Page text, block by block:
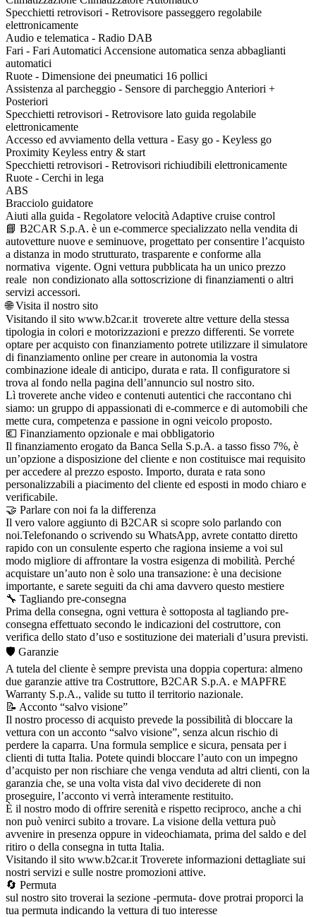
Specchietti retrovisori - Retrovisore passeggero regolabile
elettronicamente
Audio e telematica - Radio DAB
Fari - Fari Automatici Accensione automatica senza abbaglianti
automatici
Ruote - Dimensione dei pneumatici 16 pollici
Assistenza al parcheggio - Sensore di parcheggio Anteriori +
Posteriori
Specchietti retrovisori - Retrovisore lato guida regolabile
elettronicamente
Accesso ed avviamento della vettura - Easy go - Keyless go
Proximity Keyless entry & start
Specchietti retrovisori - Retrovisori richiudibili elettronicamente
Ruote - Cerchi in lega
ABS
Bracciolo guidatore
Aiuti alla guida - Regolatore velocità Adaptive cruise control
📘 B2CAR S.p.A. è un e-commerce specializzato nella vendita di
autovetture nuove e seminuove, progettato per consentire l’acquisto
a distanza in modo strutturato, trasparente e conforme alla
normativa vigente. Ogni vettura pubblicata ha un unico prezzo
reale non condizionato alla sottoscrizione di finanziamenti o altri
servizi accessori.
🌐 Visita il nostro sito
Visitando il sito www.b2car.it troverete altre vetture della stessa
tipologia in colori e motorizzazioni e prezzo differenti. Se vorrete
optare per acquisto con finanziamento potrete utilizzare il simulatore
di finanziamento online per creare in autonomia la vostra
combinazione ideale di anticipo, durata e rata. Il configuratore si
trova al fondo nella pagina dell’annuncio sul nostro sito.
Lì troverete anche video e contenuti autentici che raccontano chi
siamo: un gruppo di appassionati di e-commerce e di automobili che
mette cura, competenza e passione in ogni veicolo proposto.
💶 Finanziamento opzionale e mai obbligatorio
Il finanziamento erogato da Banca Sella S.p.A. a tasso fisso 7%, è
un’opzione a disposizione del cliente e non costituisce mai requisito
per accedere al prezzo esposto. Importo, durata e rata sono
personalizzabili a piacimento del cliente ed esposti in modo chiaro e
verificabile.
🤝 Parlare con noi fa la differenza
Il vero valore aggiunto di B2CAR si scopre solo parlando con
noi.Telefonando o scrivendo su WhatsApp, avrete contatto diretto
rapido con un consulente esperto che ragiona insieme a voi sul
modo migliore di affrontare la vostra esigenza di mobilità. Perché
acquistare un’auto non è solo una transazione: è una decisione
importante, e sarete seguiti da chi ama davvero questo mestiere
🔧 Tagliando pre-consegna
Prima della consegna, ogni vettura è sottoposta al tagliando pre-
consegna effettuato secondo le indicazioni del costruttore, con
verifica dello stato d’uso e sostituzione dei materiali d’usura previsti.
🛡️ Garanzie
A tutela del cliente è sempre prevista una doppia copertura: almeno
due garanzie attive tra Costruttore, B2CAR S.p.A. e MAPFRE
Warranty S.p.A., valide su tutto il territorio nazionale.
📝 Acconto “salvo visione”
Il nostro processo di acquisto prevede la possibilità di bloccare la
vettura con un acconto “salvo visione”, senza alcun rischio di
perdere la caparra. Una formula semplice e sicura, pensata per i
clienti di tutta Italia. Potete quindi bloccare l’auto con un impegno
d’acquisto per non rischiare che venga venduta ad altri clienti, con la
garanzia che, se una volta vista dal vivo deciderete di non
proseguire, l’acconto vi verrà interamente restituito.
È il nostro modo di offrire serenità e rispetto reciproco, anche a chi
non può venirci subito a trovare. La visione della vettura può
avvenire in presenza oppure in videochiamata, prima del saldo e del
ritiro o della consegna in tutta Italia.
Visitando il sito www.b2car.it Troverete informazioni dettagliate sui
nostri servizi e sulle nostre promozioni attive.
🔄 Permuta
sul nostro sito troverai la sezione -permuta- dove protrai proporci la
tua permuta indicando la vettura di tuo interesse